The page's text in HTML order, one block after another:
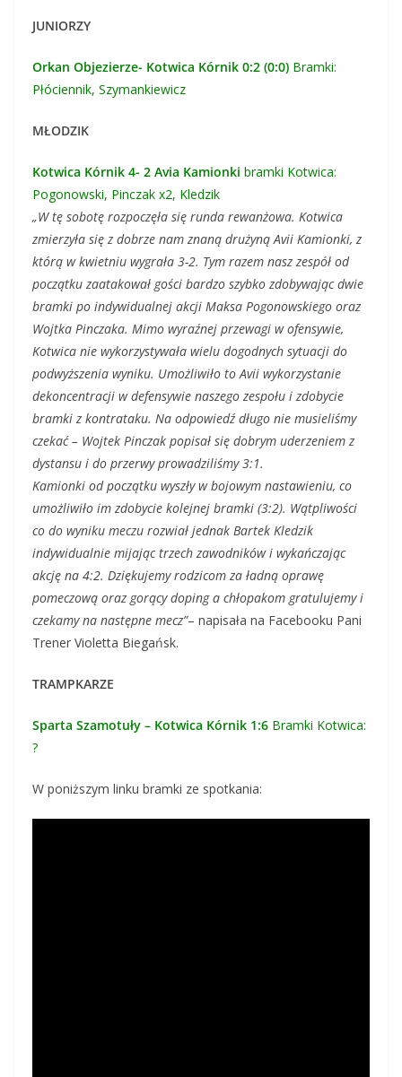
JUNIORZY
Orkan Objezierze- Kotwica Kórnik 0:2 (0:0) Bramki:
Płóciennik, Szymankiewicz
MŁODZIK
Kotwica Kórnik 4- 2 Avia Kamionki bramki Kotwica:
Pogonowski, Pinczak x2, Kledzik
„W tę sobotę rozpoczęła się runda rewanżowa. Kotwica
zmierzyła się z dobrze nam znaną drużyną Avii Kamionki, z
którą w kwietniu wygrała 3-2. Tym razem nasz zespół od
początku zaatakował gości bardzo szybko zdobywając dwie
bramki po indywidualnej akcji Maksa Pogonowskiego oraz
Wojtka Pinczaka. Mimo wyraźnej przewagi w ofensywie,
Kotwica nie wykorzystywała wielu dogodnych sytuacji do
podwyższenia wyniku. Umożliwiło to Avii wykorzystanie
dekoncentracji w defensywie naszego zespołu i zdobycie
bramki z kontrataku. Na odpowiedź długo nie musieliśmy
czekać – Wojtek Pinczak popisał się dobrym uderzeniem z
dystansu i do przerwy prowadziliśmy 3:1.
Kamionki od początku wyszły w bojowym nastawieniu, co
umożliwiło im zdobycie kolejnej bramki (3:2). Wątpliwości
co do wyniku meczu rozwiał jednak Bartek Kledzik
indywidualnie mijając trzech zawodników i wykańczając
akcję na 4:2. Dziękujemy rodzicom za ładną oprawę
pomeczową oraz gorący doping a chłopakom gratulujemy i
czekamy na następne mecz”– napisała na Facebooku Pani
Trener Violetta Biegańsk.
TRAMPKARZE
Sparta Szamotuły – Kotwica Kórnik 1:6 Bramki Kotwica:
?
W poniższym linku bramki ze spotkania: